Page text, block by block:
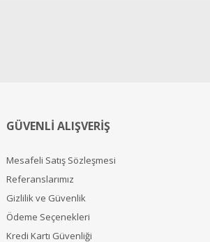
GÜVENLİ ALIŞVERİŞ
Mesafeli Satış Sözleşmesi
Referanslarımız
Gizlilik ve Güvenlik
Ödeme Seçenekleri
Kredi Kartı Güvenliği